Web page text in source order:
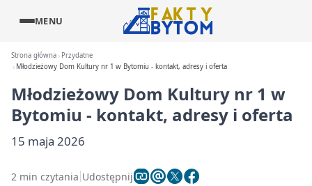
MENU
Strona główna
Przydatne
Młodzieżowy Dom Kultury nr 1 w Bytomiu - kontakt, adresy i oferta
Młodzieżowy Dom Kultury nr 1 w
Bytomiu - kontakt, adresy i oferta
15 maja 2026
2 min czytania Udostępnij